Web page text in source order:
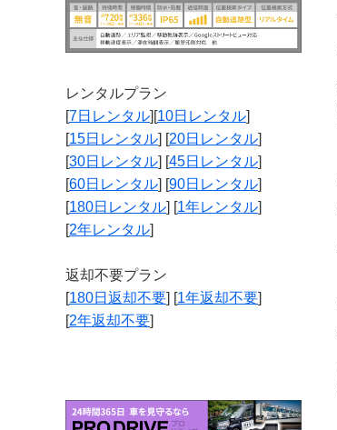
レンタルプラン
[7日レンタル][10日レンタル]
[15日レンタル] [20日レンタル]
[30日レンタル] [45日レンタル]
[60日レンタル] [90日レンタル]
[180日レンタル] [1年レンタル]
[2年レンタル]
返却不要プラン
[180日返却不要] [1年返却不要]
[2年返却不要]